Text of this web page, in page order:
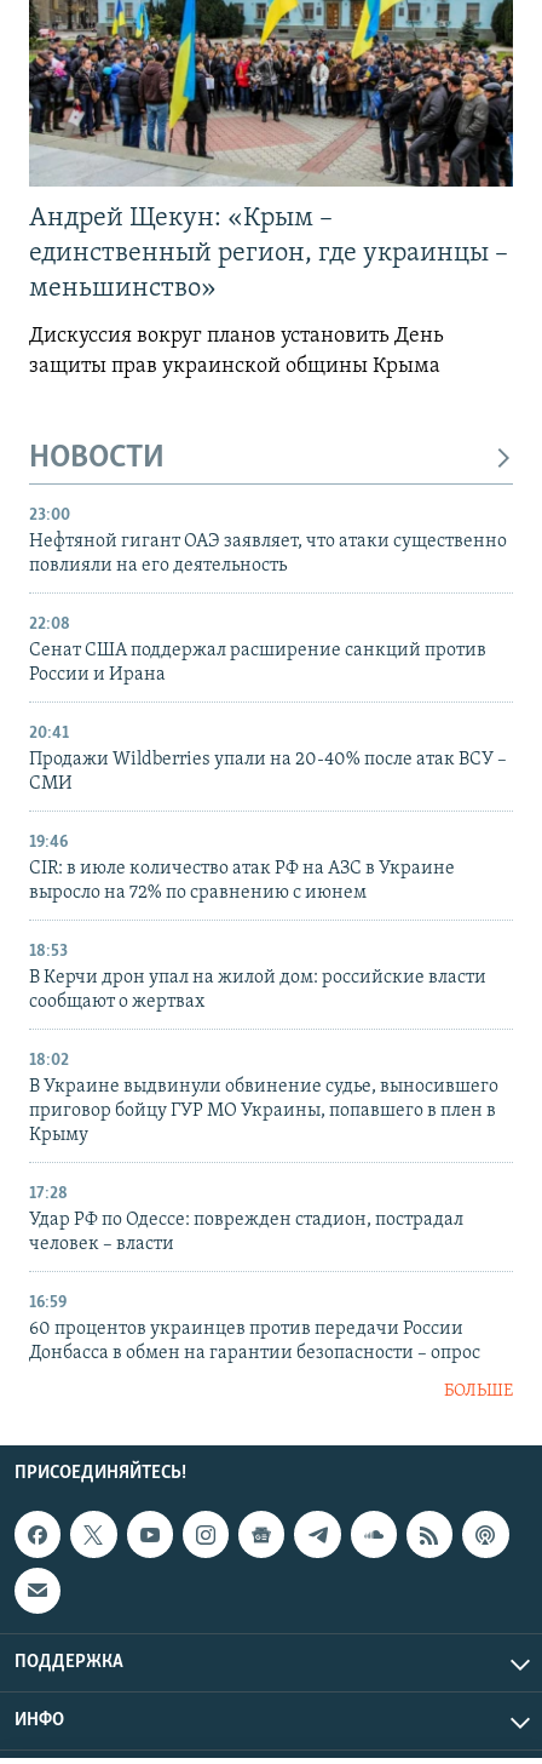
Андрей Щекун: «Крым –
единственный регион, где украинцы –
меньшинство»
Дискуссия вокруг планов установить День
защиты прав украинской общины Крыма
НОВОСТИ
23:00
Нефтяной гигант ОАЭ заявляет, что атаки существенно
повлияли на его деятельность
22:08
Сенат США поддержал расширение санкций против
России и Ирана
20:41
Продажи Wildberries упали на 20-40% после атак ВСУ –
СМИ
19:46
CIR: в июле количество атак РФ на АЗС в Украине
выросло на 72% по сравнению с июнем
18:53
В Керчи дрон упал на жилой дом: российские власти
сообщают о жертвах
18:02
В Украине выдвинули обвинение судье, выносившего
приговор бойцу ГУР МО Украины, попавшего в плен в
Крыму
17:28
Удар РФ по Одессе: поврежден стадион, пострадал
человек – власти
16:59
60 процентов украинцев против передачи России
Донбасса в обмен на гарантии безопасности – опрос
БОЛЬШЕ
ПРИСОЕДИНЯЙТЕСЬ!
ПОДДЕРЖКА
ИНФО